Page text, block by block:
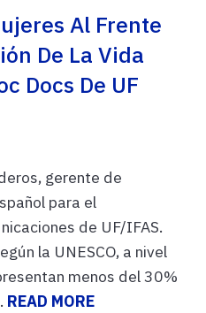
Al Frente
De La Vida
Docs De UF
gerente de
para el
de UF/IFAS.
la UNESCO, a nivel
menos del 30%
READ MORE